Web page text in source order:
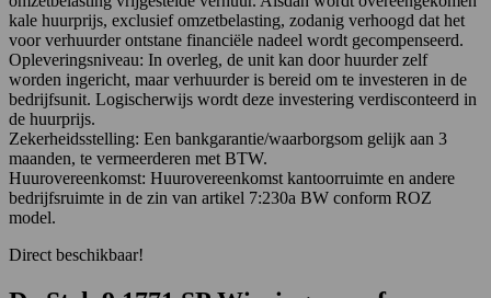
kale huurprijs, exclusief omzetbelasting, zodanig verhoogd dat het
voor verhuurder ontstane financiële nadeel wordt gecompenseerd.
Opleveringsniveau: In overleg, de unit kan door huurder zelf
worden ingericht, maar verhuurder is bereid om te investeren in de
bedrijfsunit. Logischerwijs wordt deze investering verdisconteerd in
de huurprijs.
Zekerheidsstelling: Een bankgarantie/waarborgsom gelijk aan 3
maanden, te vermeerderen met BTW.
Huurovereenkomst: Huurovereenkomst kantoorruimte en andere
bedrijfsruimte in de zin van artikel 7:230a BW conform ROZ
model.
Direct beschikbaar!